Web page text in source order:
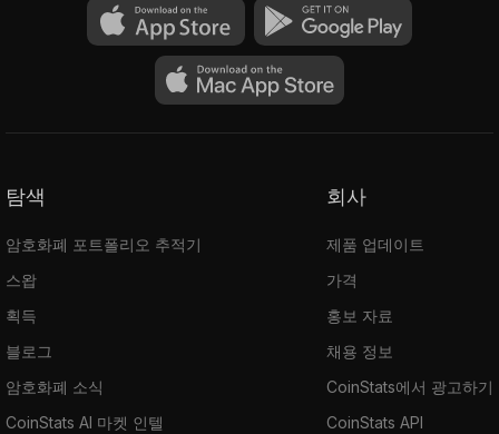
탐색
암호화폐 포트폴리오 추적기
스왑
획득
블로그
암호화폐 소식
CoinStats AI 마켓 인텔
회사
제품 업데이트
가격
홍보 자료
채용 정보
CoinStats에서 광고하기
CoinStats API